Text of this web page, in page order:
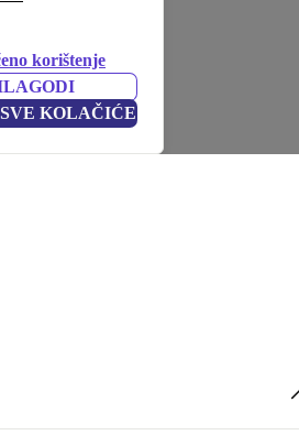
korištenje
KOLAČIĆE